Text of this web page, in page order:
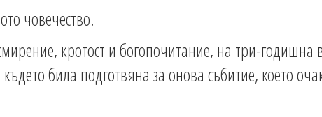
човечество.
кротост и богопочитание, на три-годишна
била подготвяна за онова събитие, което